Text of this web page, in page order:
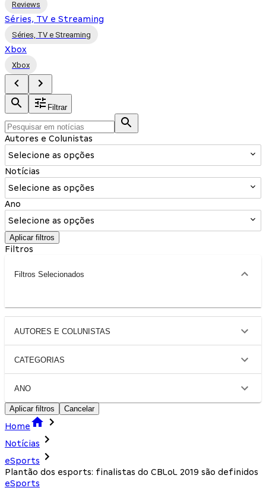
Reviews
Séries, TV e Streaming
Séries, TV e Streaming
Xbox
Xbox
Filtrar
Autores e Colunistas
Selecione as opções
Notícias
Selecione as opções
Ano
Selecione as opções
Aplicar filtros
Filtros
Filtros Selecionados
AUTORES E COLUNISTAS
CATEGORIAS
ANO
Aplicar filtros Cancelar
Home
Notícias
eSports
Plantão dos esports: finalistas do CBLoL 2019 são definidos
eSports